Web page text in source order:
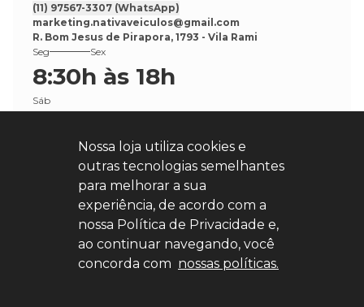
(11) 97567-3307 (WhatsApp)
marketing.nativaveiculos@gmail.com
R. Bom Jesus de Pirapora, 1793 - Vila Rami
Seg
Sex
8:30h às 18h
Sáb
Explore nosso sucesso
Nossa loja utiliza cookies e
outras tecnologias semelhantes
para melhorar a sua
experiência, de acordo com a
nossa Política de Privacidade e,
ao continuar navegando, você
concorda com nossas políticas.